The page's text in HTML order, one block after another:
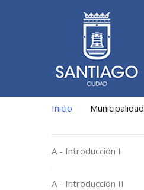
Inicio Municipalidad
A - Introducción I
A - Introducción II